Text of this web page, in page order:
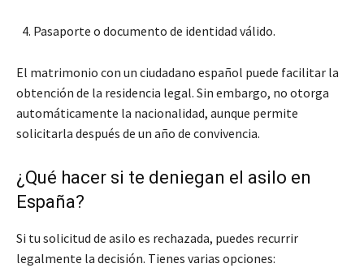
Pasaporte o documento de identidad válido.
El matrimonio con un ciudadano español puede facilitar la
obtención de la residencia legal. Sin embargo, no otorga
automáticamente la nacionalidad, aunque permite
solicitarla después de un año de convivencia.
¿Qué hacer si te deniegan el asilo en
España?
Si tu solicitud de asilo es rechazada, puedes recurrir
legalmente la decisión. Tienes varias opciones: